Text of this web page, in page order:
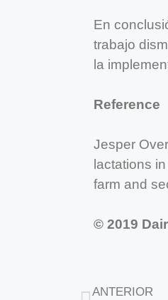
En
trabajo
la
Reference
Jesper
lactations
farm and
© 2019
ANTERIOR